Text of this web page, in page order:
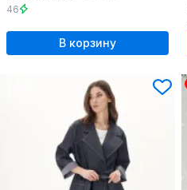
46
В корзину